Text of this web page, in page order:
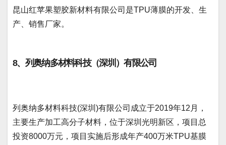
昆山红苹果塑胶新材料有限公司是TPU薄膜的开发、生
产、销售厂家。
8、列奥纳多材料科技（深圳）有限公司
列奥纳多材料科技(深圳)有限公司成立于2019年12月，
主要生产加工高分子材料，位于深圳光明新区，项目总
投资8000万元，项目实施后形成年产400万米TPU基膜